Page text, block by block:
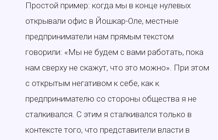
Простой пример: когда мы в конце нулевых
открывали офис в Йошкар-Оле, местные
предприниматели нам прямым текстом
говорили: «Мы не будем с вами работать, пока
нам сверху не скажут, что это можно». При этом
с открытым негативом к себе, как к
предпринимателю со стороны общества я не
сталкивался. С этим я сталкивался только в
контексте того, что представители власти в